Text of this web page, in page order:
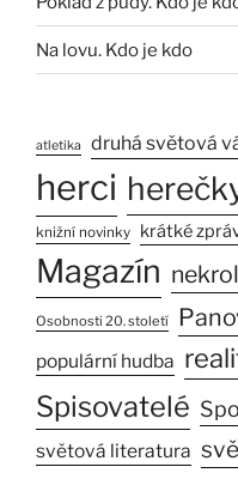
Na lovu. Kdo je kdo
atletika druhá světová
herci
knižní novinky krátké
Magazín
Osobnosti 20. století
populární hudba
Spisovatelé
světová literatura